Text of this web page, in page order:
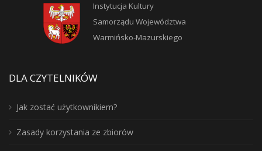
Instytucja Kultury
Samorządu Województwa
Warmińsko-Mazurskiego
DLA CZYTELNIKÓW
Jak zostać użytkownikiem?
Zasady korzystania ze zbiorów